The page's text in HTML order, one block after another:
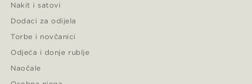
Nakit i satovi
Dodaci za odijela
Torbe i novčanici
Odjeća i donje rublje
Naočale